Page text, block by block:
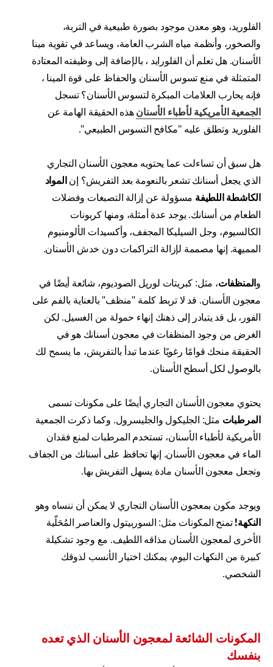
الفلوريد، وهو معدن موجود بصورة طبيعية في التربة،
والصخور، وأنظمة مياه الشرب العامة، ويساعد في تقوية مينا
الأسنان. هل تعلم أن الفلورايد ، بالإضافة إلى وظيفته المعتادة
المتمثلة في منع تسوس الأسنان والحفاظ على قوة المينا ،
فإنه يحارب العلامات المبكرة لتسوس الأسنان؟ تسجل
الجمعية الأمريكية لأطباء الأسنانهذه الحقيقة الهامة عن
الفلوريد وتطلق عليه "مكافح التسوس الطبيعي".
هل سبق أن تساءلت عما يحتويه معجون الأسنان التجاري
الذي يجعل أسنانك تشعر بالنعومة بعد التفريش؟ إنالمواد
الكاشطة اللطيفة مسؤولة عن إزالة التصبغات وفضلات
الطعام من أسنانك. يوجد عدة أمثلة، ومنها كربونات
الكالسيوم، وجل السيليكا المجفف، وأكسيدات الألومنيوم
المميهة. إنها مصممة لإزالة التراكمات دون خدش الأسنان.
والمنظفات، مثل: كبريتات لوريل الصوديوم، شائعة أيضًا في
معجون الأسنان. قد لا تربط كلمة "منظف" بالعناية بالفم على
الفور، بل قد يتبادر إلى ذهنك إنهاء حمولة من الغسيل. لكن
الغرض من وجود المنظفات في معجون أسنانك هو في
الحقيقة منحك قوامًا رغويًا عندما تبدأ بالتفريش، ما يسمح لك
بالوصول لكل أسطح الأسنان.
يحتوي معجون الأسنان التجاري أيضًا على مكونات تسمى
المرطبات مثل: الجليكول والجليسرول. وكما ذكرت الجمعية
الأمريكية لأطباء الأسنان، تستخدم المرطبات لمنع فقدان
الماء في معجون الأسنان. إنها تحافظ على أسنانك من الجفاف
وتجعل معجون الأسنان مادة يسهل التفريش بها.
ويوجد مكون بمعجون الأسنان التجاري لا يمكن أن ننساه وهو
النكهة!تمنح المكونات مثل: السوربيتول والعناصر المُحَلّية
الأخرى لمعجون الأسنان مذاقه اللطيف. مع وجود تشكيلة
كبيرة من النكهات اليوم، يمكنك اختيار الأنسب لذوقك
الشخصي.
المكونات الشائعة لمعجون الأسنان الذي تعده
بنفسك